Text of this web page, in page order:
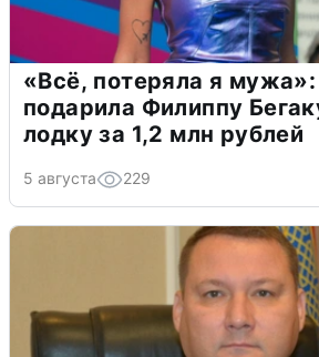
«Всё, потеряла я
подарила Филиппу
лодку за 1,2 млн рублей
5 августа 229